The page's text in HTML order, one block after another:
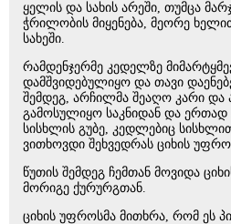
ყელის და სახის არეში, თუმცა
ჭრილობის მიყენება, მეორე
სახეში.
რამდენჯერმე კედელზე
დამშვიდებულიყო და თავი
შემდეგ, არჩილმა შეაღო კარი და
გამოსულიყო საკნიდან და ერთად
სისხლის გუბე, კედლებიც
ვითხოვდი შეხვედრას ციხის
წუთის შემდეგ ჩემთან მოვიდა
მორიგე ქურურგთან.
ციხის უფროსმა მითხრა, რომ ეს